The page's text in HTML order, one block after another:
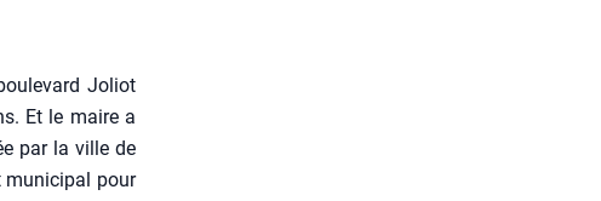
Joliot
Et le maire a
par la ville de
muni­ci­pal pour